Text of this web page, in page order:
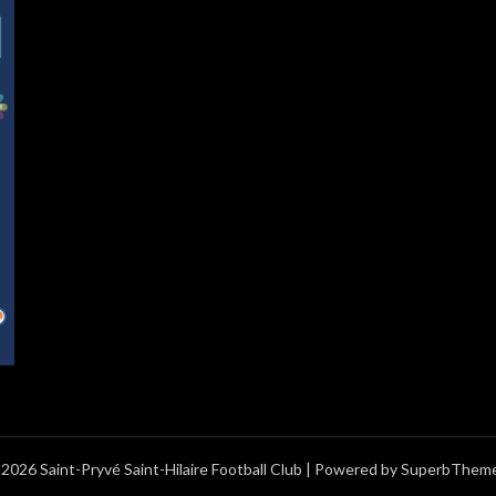
Saint-Pryvé Saint-Hilaire Football Club | Powered by